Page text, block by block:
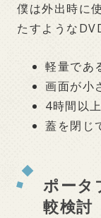
僕は外出時に
たすような
軽量であ
画面が小
4時間以
蓋を閉じ
ポータ
較検討